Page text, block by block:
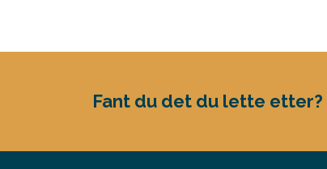
Fant du det du lette etter?